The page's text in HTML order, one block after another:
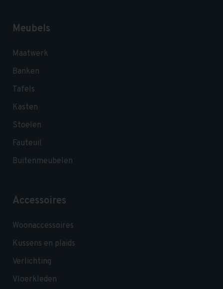
Meubels
Maatwerk
Banken
Tafels
Kasten
Stoelen
Fauteuil
Buitenmeubelen
Accessoires
Woonaccessoires
Kussens en plaids
Verlichting
Vloerkleden